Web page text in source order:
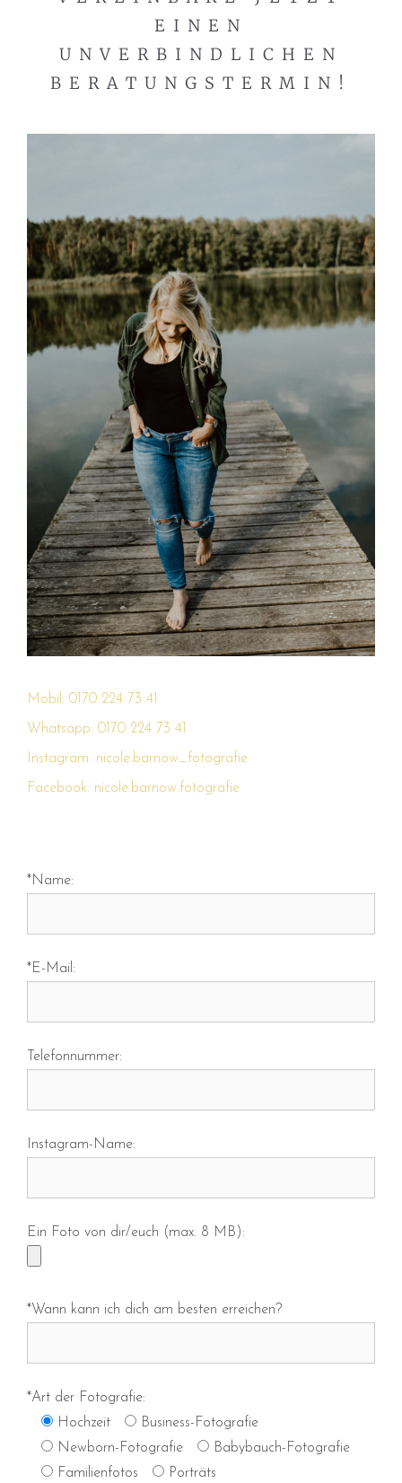
EINEN
UNVERBINDLICHEN
BERATUNGSTERMIN!
Mobil: 0170 224 73 41
Whatsapp: 0170 224 73 41
Instagram: nicole.barnow_fotografie
Facebook: nicole.barnow.fotografie
*Name:
*E-Mail:
Telefonnummer:
Instagram-Name:
Ein Foto von dir/euch (max. 8 MB):
*Wann kann ich dich am besten erreichen?
*Art der Fotografie:
Hochzeit
Business-Fotografie
Newborn-Fotografie
Babybauch-Fotografie
Familienfotos
Porträts